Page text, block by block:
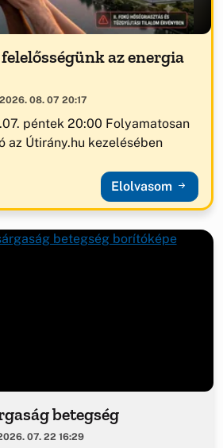
az energia
2026. 08. 07 20:17
péntek 20:00 Folyamatosan
az Útirány.hu kezelésében
Elolvasom
betegség
07. 22 16:29